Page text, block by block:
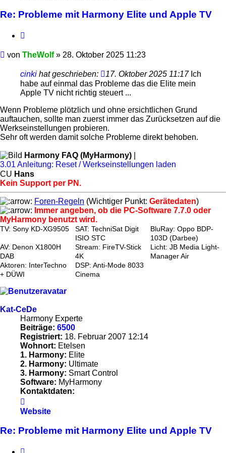
Re: Probleme mit Harmony Elite und Apple TV
Beitrag
von TheWolf» 28. Oktober 2025 11:23
cinki hat geschrieben: 17. Oktober 2025 11:17Ich
habe auf einmal das Probleme das die Elite mein
Apple TV nicht richtig steuert ...
Wenn Probleme plötzlich und ohne ersichtlichen Grund
auftauchen, sollte man zuerst immer das Zurücksetzen auf die
Werkseinstellungen probieren.
Sehr oft werden damit solche Probleme direkt behoben.
Harmony FAQ (MyHarmony)
3.01 Anleitung: Reset / Werkseinstellungen laden
CU Hans
Kein Support per PN.
Foren-Regeln (Wichtiger Punkt: Gerätedaten)
Immer angeben, ob die PC-Software 7.7.0 oder
MyHarmony benutzt wird.
TV: Sony KD-XG9505
SAT: TechniSat Digit
ISIO STC
BluRay: Oppo BDP-
103D (Darbee)
AV: Denon X1800H
DAB
Stream: FireTV-Stick
4K
Licht: JB Media Light-
Manager Air
Aktoren: InterTechno
+ DÜWI
DSP: Anti-Mode 8033
Cinema
Kat-CeDe
Harmony Experte
Beiträge: 6500
Registriert: 18. Februar 2007 12:14
Wohnort: Etelsen
1. Harmony: Elite
2. Harmony: Ultimate
3. Harmony: Smart Control
Software: MyHarmony
Kontaktdaten:
von
CeDe
Website
Re: Probleme mit Harmony Elite und Apple TV